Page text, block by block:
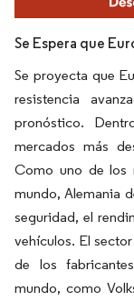
Se Espera que
Se proyecta que
resistencia
pronóstico.
mercados más
Como uno de los
mundo, Alemania
seguridad, el
vehículos. El
de los
mundo, como